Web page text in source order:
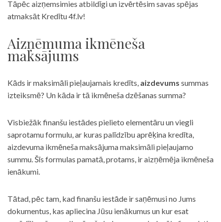
Tāpēc aizņemsimies atbildīgi un izvērtēsim savas spējas
atmaksāt Kredītu 4f.lv!
Aizņēmuma ikmēneša
maksājums
Kāds ir maksimāli pieļaujamais kredīts, aizdevums summas
izteiksmē? Un kāda ir tā ikmēneša dzēšanas summa?
Visbiežāk finanšu iestādes pielieto elementāru un viegli
saprotamu formulu, ar kuras palīdzību aprēķina kredīta,
aizdevuma ikmēneša maksājuma maksimāli pieļaujamo
summu. Šīs formulas pamatā, protams, ir aizņēmēja ikmēneša
ienākumi.
Tātad, pēc tam, kad finanšu iestāde ir saņēmusi no Jums
dokumentus, kas apliecina Jūsu ienākumus un kur esat